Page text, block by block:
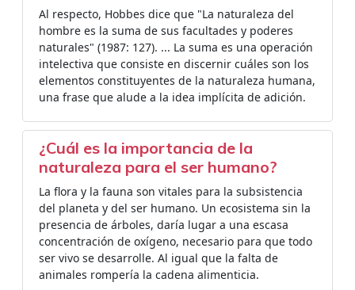
Al respecto, Hobbes dice que "La naturaleza del
hombre es la suma de sus facultades y poderes
naturales" (1987: 127). ... La suma es una operación
intelectiva que consiste en discernir cuáles son los
elementos constituyentes de la naturaleza humana,
una frase que alude a la idea implícita de adición.
¿Cuál es la importancia de la
naturaleza para el ser humano?
La flora y la fauna son vitales para la subsistencia
del planeta y del ser humano. Un ecosistema sin la
presencia de árboles, daría lugar a una escasa
concentración de oxígeno, necesario para que todo
ser vivo se desarrolle. Al igual que la falta de
animales rompería la cadena alimenticia.